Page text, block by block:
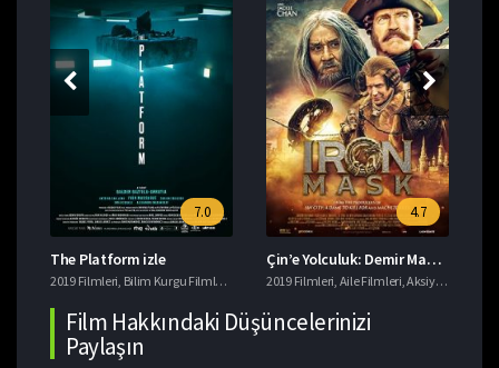
,Macera Filmleri
7.0
The Platform izle
2019 Filmleri Bilim Kurgu Filmleri Gerilim Filmleri,imdb 7+ Filmler ,Korku Filmleri
4.7
Çin’e Yolculuk: Demir Maskenin Gizemi izle
2019 Filmleri Aile Filmleri ,Aksiyon Filmleri
Film Hakkındaki Düşüncelerinizi
Paylaşın